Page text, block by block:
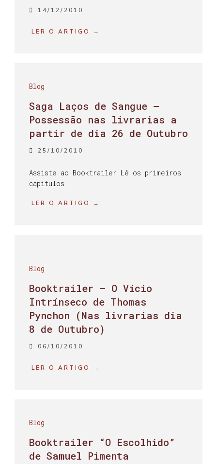
14/12/2010
LER O ARTIGO →
Blog
Saga Laços de Sangue –
Possessão nas livrarias a
partir de dia 26 de Outubro
25/10/2010
Assiste ao Booktrailer Lê os primeiros
capítulos
LER O ARTIGO →
Blog
Booktrailer – O Vício
Intrínseco de Thomas
Pynchon (Nas livrarias dia
8 de Outubro)
06/10/2010
LER O ARTIGO →
Blog
Booktrailer “O Escolhido”
de Samuel Pimenta